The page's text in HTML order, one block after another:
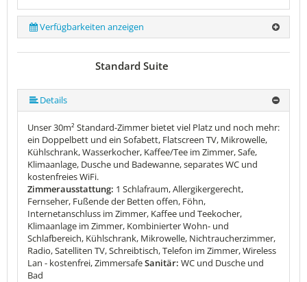
Verfügbarkeiten anzeigen
Standard Suite
Details
Unser 30m² Standard-Zimmer bietet viel Platz und noch mehr:
ein Doppelbett und ein Sofabett, Flatscreen TV, Mikrowelle,
Kühlschrank, Wasserkocher, Kaffee/Tee im Zimmer, Safe,
Klimaanlage, Dusche und Badewanne, separates WC und
kostenfreies WiFi.
Zimmerausstattung: 1 Schlafraum, Allergikergerecht,
Fernseher, Fußende der Betten offen, Föhn,
Internetanschluss im Zimmer, Kaffee und Teekocher,
Klimaanlage im Zimmer, Kombinierter Wohn- und
Schlafbereich, Kühlschrank, Mikrowelle, Nichtraucherzimmer,
Radio, Satelliten TV, Schreibtisch, Telefon im Zimmer, Wireless
Lan - kostenfrei, ZimmersafeSanitär: WC und Dusche und
Bad